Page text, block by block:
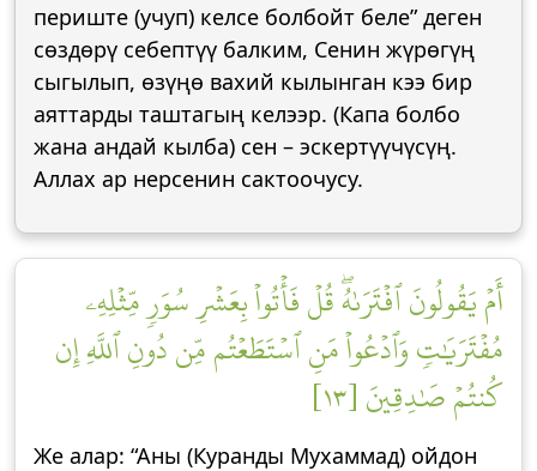
периште (учуп) келсе болбойт беле” деген
сөздөрү себептүү балким, Сенин жүрөгүң
сыгылып, өзүңө вахий кылынган кээ бир
аяттарды таштагың келээр. (Капа болбо
жана андай кылба) сен – эскертүүчүсүң.
Аллах ар нерсенин cактоочусу.
أَمۡ يَقُولُونَ ٱفۡتَرَىٰهُۖ قُلۡ فَأۡتُواْ بِعَشۡرِ سُوَرٖ مِّثۡلِهِۦ
مُفۡتَرَيَٰتٖ وَٱدۡعُواْ مَنِ ٱسۡتَطَعۡتُم مِّن دُونِ ٱللَّهِ إِن
كُنتُمۡ صَٰدِقِينَ [١٣]
Же алар: “Аны (Куранды Мухаммад) ойдон